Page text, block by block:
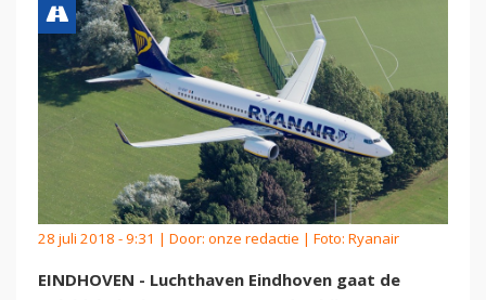
28 juli 2018 - 9:31 | Door: onze redactie | Foto: Ryanair
EINDHOVEN - Luchthaven Eindhoven gaat de